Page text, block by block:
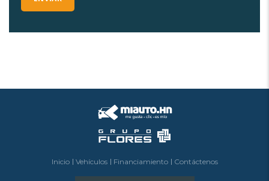
Inicio Vehículos Financiamiento Contáctenos